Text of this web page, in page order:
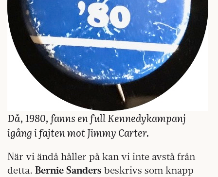
Då, 1980, fanns en full Kennedykampanj
igång i fajten mot Jimmy Carter.
När vi ändå håller på kan vi inte avstå från
detta. Bernie Sanders beskrivs som knapp